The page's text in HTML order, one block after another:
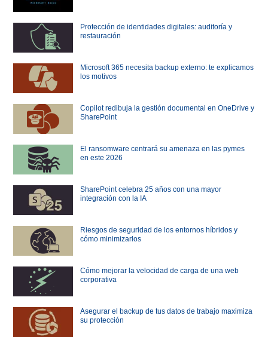
Protección de identidades digitales: auditoría y
restauración
Microsoft 365 necesita backup externo: te explicamos
los motivos
Copilot redibuja la gestión documental en OneDrive y
SharePoint
El ransomware centrará su amenaza en las pymes
en este 2026
SharePoint celebra 25 años con una mayor
integración con la IA
Riesgos de seguridad de los entornos híbridos y
cómo minimizarlos
Cómo mejorar la velocidad de carga de una web
corporativa
Asegurar el backup de tus datos de trabajo maximiza
su protección